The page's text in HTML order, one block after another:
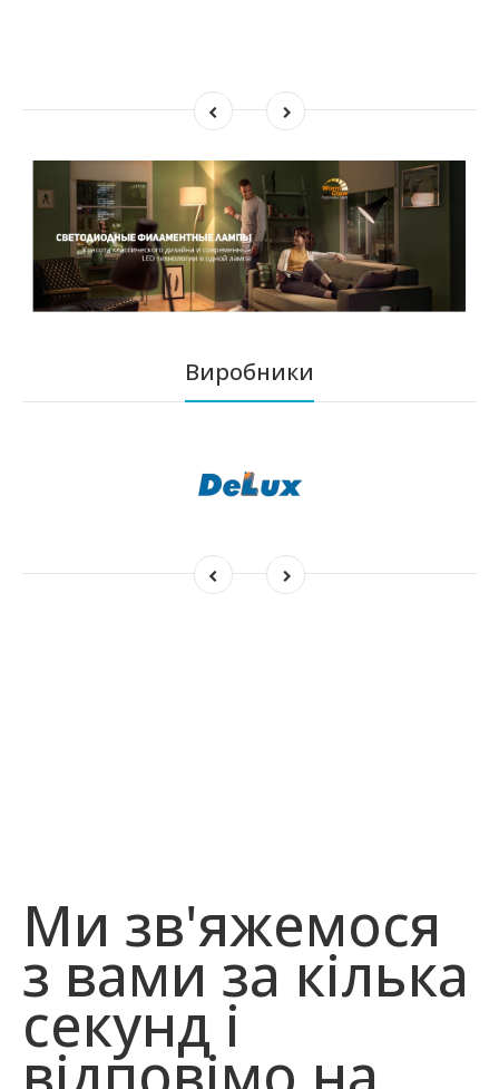
Виробники
Ми зв'яжемося
з вами за кілька
секунд і